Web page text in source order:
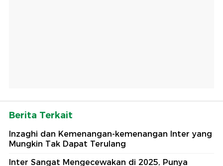
Berita Terkait
Inzaghi dan Kemenangan-kemenangan Inter yang
Mungkin Tak Dapat Terulang
Inter Sangat Mengecewakan di 2025, Punya